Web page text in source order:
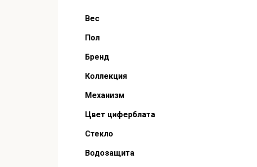
Вес
Пол
Бренд
Коллекция
Механизм
Цвет циферблата
Стекло
Водозащита